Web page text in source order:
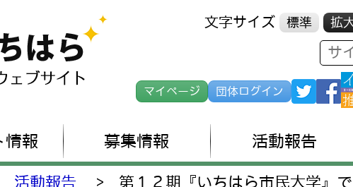
文字サイズ 標準 拡
マイページ 団体ログイン
情報 募集情報 活動報告
活動報告 >
第１２期『いちはら市民大学』